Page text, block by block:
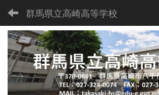
群馬県立高崎高等学校